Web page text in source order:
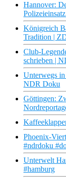
Hannover:
Königreich
Tradition |
Club-
schrieben |
Unterwegs
NDR Doku
Göttingen:
Phoenix-
#ndrdoku
Unterwelt
#hamburg